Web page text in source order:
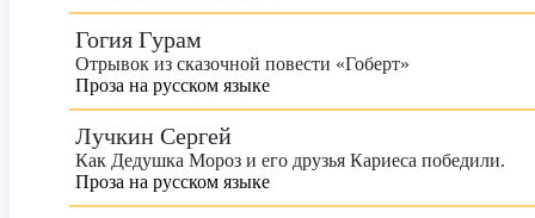
Гогия Гурам
Отрывок из сказочной повести «Гоберт»
Проза на русском языке
Лучкин Сергей
Как Дедушка Мороз и его друзья Кариеса победили.
Проза на русском языке